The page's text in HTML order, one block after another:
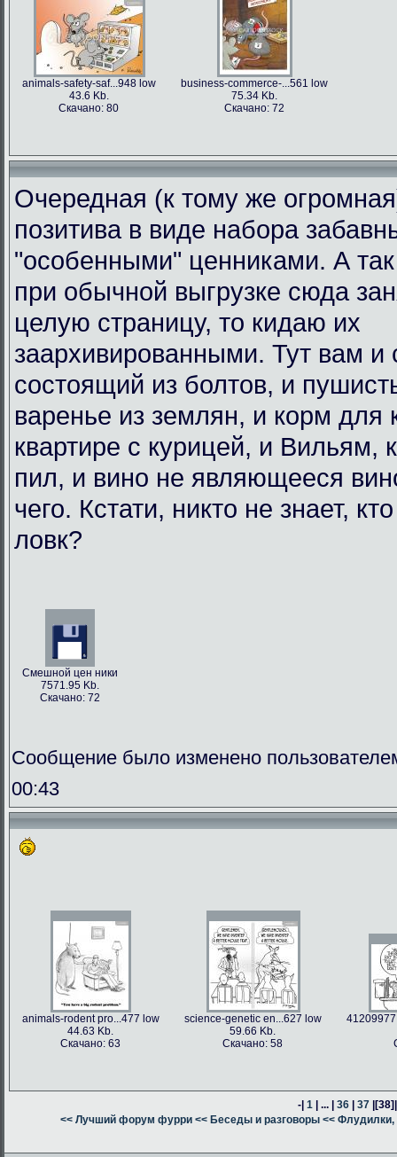
animals-safety-saf...948 low
43.6 Kb.
Скачано: 80
business-commerce-...561 low
75.34 Kb.
Скачано: 72
Очередная (к тому же
позитива в виде набора
"особенными" ценниками. А так
при обычной выгрузке сюда
целую страницу, то кидаю их
заархивированными. Тут вам и
состоящий из болтов, и
варенье из землян, и корм
квартире с курицей, и Вильям,
пил, и вино не являющееся
чего. Кстати, никто не знает,
ловк?
Смешной цен ники
7571.95 Kb.
Скачано: 72
Сообщение было изменено
00:43
animals-rodent pro...477 low
44.63 Kb.
Скачано: 63
science-genetic en...627 low
59.66 Kb.
Скачано: 58
-| 1 | ... | 36 | 37 |[38]
<< Лучший форум фурри << Беседы и разговоры << Флудилки,